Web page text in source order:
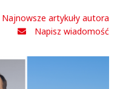
Najnowsze artykuły autora
Napisz wiadomość